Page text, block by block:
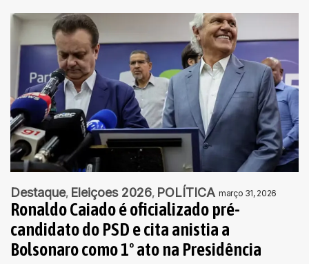
Destaque Eleiçoes 2026 POLÍTICA março 31, 2026
Ronaldo Caiado é oficializado pré-
candidato do PSD e cita anistia a
Bolsonaro como 1º ato na Presidência